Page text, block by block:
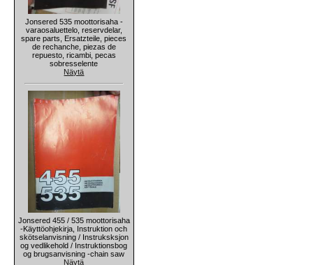
Jonsered 535 moottorisaha -
varaosaluettelo, reservdelar,
spare parts, Ersatzteile, pieces
de rechanche, piezas de
repuesto, ricambi, pecas
sobresselente
Näytä
Jonsered 455 / 535 moottorisaha
-Käyttöohjekirja, Instruktion och
skötselanvisning / Instruksksjon
og vedlikehold / Instruktionsbog
og brugsanvisning -chain saw
Näytä